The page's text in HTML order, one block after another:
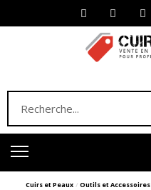
Cuirs et Peaux Outils et Accessoires